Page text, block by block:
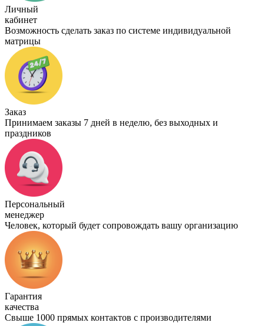
Личный
кабинет
Возможность сделать заказ по системе индивидуальной
матрицы
Заказ
Принимаем заказы 7 дней в неделю, без выходных и
праздников
Персональный
менеджер
Человек, который будет сопровождать вашу организацию
Гарантия
качества
Свыше 1000 прямых контактов с производителями